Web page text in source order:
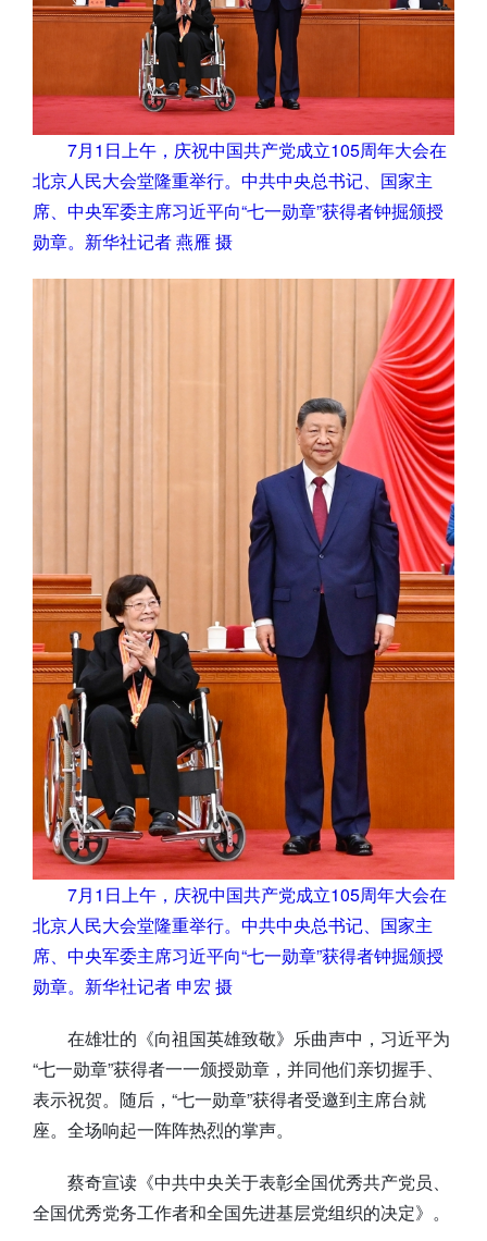
7月1日上午，庆祝中国共产党成立105周年大会在
北京人民大会堂隆重举行。中共中央总书记、国家主
席、中央军委主席习近平向“七一勋章”获得者钟掘颁授
勋章。新华社记者 燕雁 摄
7月1日上午，庆祝中国共产党成立105周年大会在
北京人民大会堂隆重举行。中共中央总书记、国家主
席、中央军委主席习近平向“七一勋章”获得者钟掘颁授
勋章。新华社记者 申宏 摄
在雄壮的《向祖国英雄致敬》乐曲声中，习近平为
“七一勋章”获得者一一颁授勋章，并同他们亲切握手、
表示祝贺。随后，“七一勋章”获得者受邀到主席台就
座。全场响起一阵阵热烈的掌声。
蔡奇宣读《中共中央关于表彰全国优秀共产党员、
全国优秀党务工作者和全国先进基层党组织的决定》。